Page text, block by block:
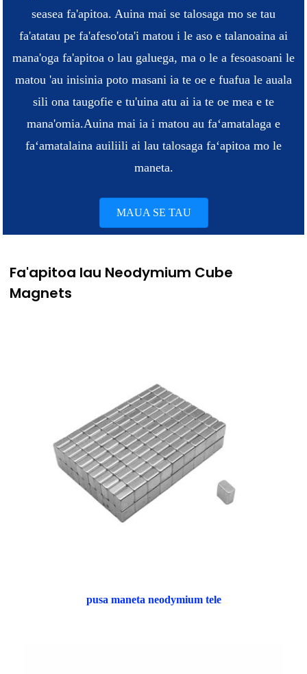
seasea fa'apitoa. Auina mai se talosaga mo se tau
fa'atatau pe fa'afeso'ota'i matou i le aso e talanoaina ai
mana'oga fa'apitoa o lau galuega, ma o le a fesoasoani le
matou 'au inisinia poto masani ia te oe e fuafua le auala
sili ona taugofie e tu'uina atu ai ia te oe mea e te
mana'omia.Auina mai ia i matou au faʻamatalaga e
faʻamatalaina auiliili ai lau talosaga faʻapitoa mo le
maneta.
MAUA SE TAU
Fa'apitoa lau Neodymium Cube
Magnets
pusa maneta neodymium tele